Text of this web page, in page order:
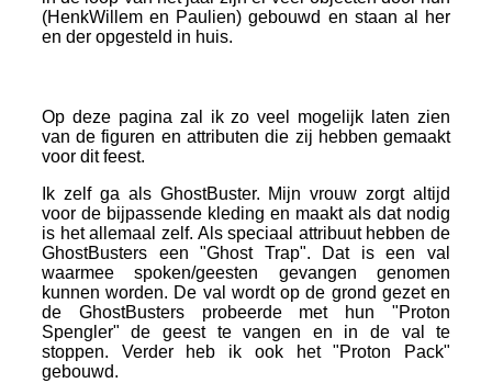
(HenkWillem en Paulien) gebouwd en staan al her
en der opgesteld in huis.
Op deze pagina zal ik zo veel mogelijk laten zien
van de figuren en attributen die zij hebben gemaakt
voor dit feest.
Ik zelf ga als GhostBuster. Mijn vrouw zorgt altijd
voor de bijpassende kleding en maakt als dat nodig
is het allemaal zelf. Als speciaal attribuut hebben de
GhostBusters een "Ghost Trap". Dat is een val
waarmee spoken/geesten gevangen genomen
kunnen worden. De val wordt op de grond gezet en
de GhostBusters probeerde met hun "Proton
Spengler" de geest te vangen en in de val te
stoppen. Verder heb ik ook het "Proton Pack"
gebouwd.